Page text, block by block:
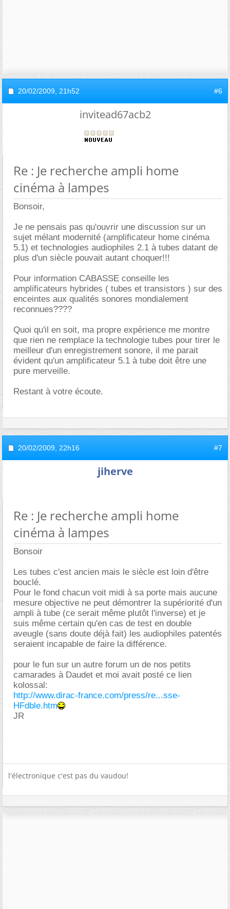
20/02/2009, 21h52 #6
invitead67acb2
Re : Je recherche ampli home
cinéma à lampes
Bonsoir,
Je ne pensais pas qu'ouvrir une discussion sur un
sujet mélant modernité (amplificateur home cinéma
5.1) et technologies audiophiles 2.1 à tubes datant de
plus d'un siècle pouvait autant choquer!!!
Pour information CABASSE conseille les
amplificateurs hybrides ( tubes et transistors ) sur des
enceintes aux qualités sonores mondialement
reconnues????
Quoi qu'il en soit, ma propre expérience me montre
que rien ne remplace la technologie tubes pour tirer le
meilleur d'un enregistrement sonore, il me parait
évident qu'un amplificateur 5.1 à tube doit être une
pure merveille.
Restant à votre écoute.
20/02/2009, 22h16 #7
jiherve
Re : Je recherche ampli home
cinéma à lampes
Bonsoir
Les tubes c'est ancien mais le siècle est loin d'être
bouclé.
Pour le fond chacun voit midi à sa porte mais aucune
mesure objective ne peut démontrer la supériorité d'un
ampli à tube (ce serait même plutôt l'inverse) et je
suis même certain qu'en cas de test en double
aveugle (sans doute déjà fait) les audiophiles patentés
seraient incapable de faire la différence.
pour le fun sur un autre forum un de nos petits
camarades à Daudet et moi avait posté ce lien
kolossal:
http://www.dirac-france.com/press/re...sse-
HFdble.htm
JR
l'électronique c'est pas du vaudou!